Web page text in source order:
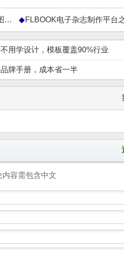
FLBOOK电子杂志制作平台之六
用学设计，模板覆盖90%行业
牌手册，成本省一半
内容需包含中文